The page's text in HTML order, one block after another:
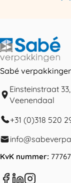
Sabé
Einsteinstraat
Veenendaal
+31 (0)318 520
KvK nummer: